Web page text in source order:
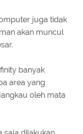
juga tidak
akan muncul
banyak
area yang
oleh mata